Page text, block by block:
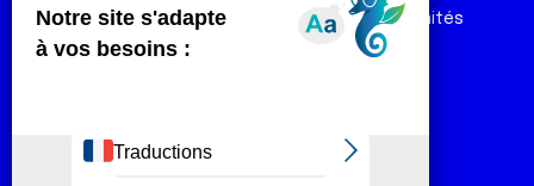
Nos publications
Contact
Espace Ligue & comités
Espace chercheur